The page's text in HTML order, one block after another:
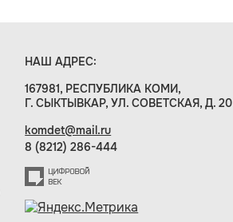
НАШ АДРЕС:
167981, РЕСПУБЛИКА КОМИ,
Г. СЫКТЫВКАР, УЛ. СОВЕТСКАЯ, Д. 20
komdet@mail.ru
8 (8212) 286-444